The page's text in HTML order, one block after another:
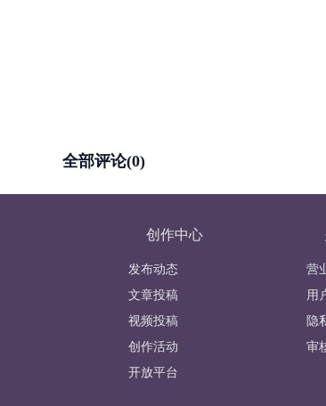
全部评论(0)
创作中心
发布动态
文章投稿
视频投稿
创作活动
开放平台
营
用
隐
审